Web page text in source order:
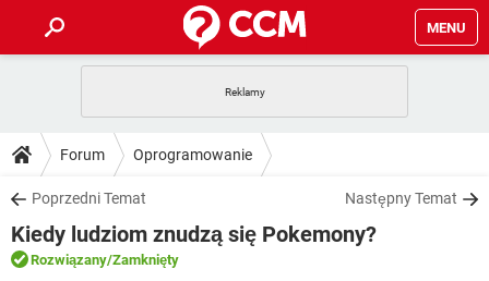
MENU
GRY WHATSAPP
SPOTIFY
INSTAGRAM FACEBOOK
WINDOWS 10
PORADY
PlayStation TIKTOK
SPOTIFY
DO POBRANIA
ANDROID TIKTOK
GRY
FORUM
Forum Oprogramowanie
Poprzedni Temat Następny Temat
Kiedy ludziom znudzą się Pokemony?
Rozwiązany/Zamknięty